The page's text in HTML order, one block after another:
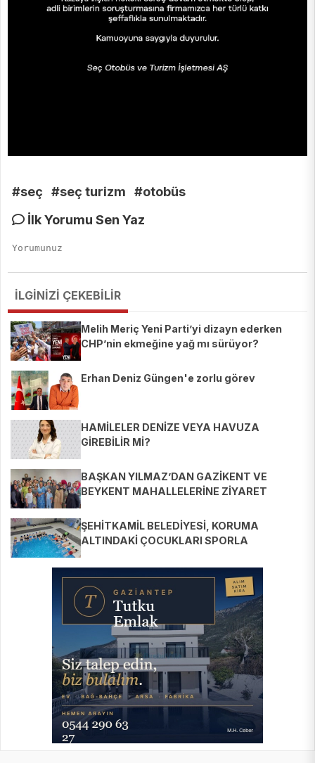
#seç #seç turizm
#otobüs
İlk Yorumu Sen Yaz
İLGİNİZİ ÇEKEBİLİR
Melih Meriç Yeni Parti’yi dizayn ederken
CHP’nin ekmeğine yağ mı sürüyor?
Erhan Deniz Güngen'e zorlu görev
HAMİLELER DENİZE VEYA HAVUZA
GİREBİLİR Mİ?
BAŞKAN YILMAZ’DAN GAZİKENT VE
BEYKENT MAHALLELERİNE ZİYARET
ŞEHİTKAMİL BELEDİYESİ, KORUMA
ALTINDAKİ ÇOCUKLARI SPORLA